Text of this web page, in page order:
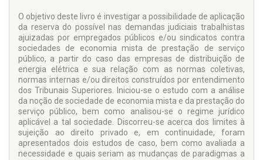
O objetivo deste livro é investigar a possibilidade de aplicação
da reserva do possível nas demandas judiciais trabalhistas
ajuizadas por empregados públicos e/ou sindicatos contra
sociedades de economia mista de prestação de serviço
público, a partir do caso das empresas de distribuição de
energia elétrica e sua relação com as normas coletivas,
normas internas e/ou direitos construídos por entendimento
dos Tribunais Superiores. Iniciou-se o estudo com a análise
da noção de sociedade de economia mista e da prestação do
serviço público, bem como analisou-se o regime jurídico
aplicável a tal sociedade. Discorreu-se acerca dos limites à
sujeição ao direito privado e, em continuidade, foram
apresentados dois estudos de caso, bem como avaliada a
necessidade e quais seriam as mudanças de paradigmas a